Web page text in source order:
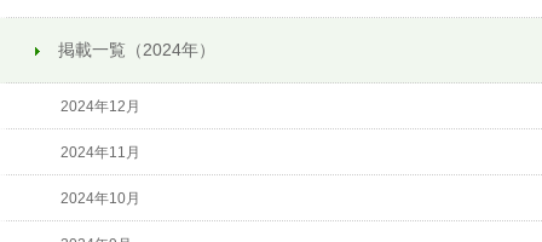
掲載一覧（2024年）
2024年12月
2024年11月
2024年10月